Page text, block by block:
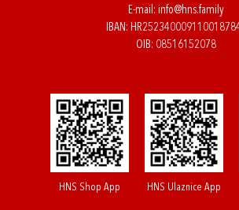
E-mail: info@hns.family
IBAN:
OIB: 08516152078
HNS Shop App HNS Ulaznice App